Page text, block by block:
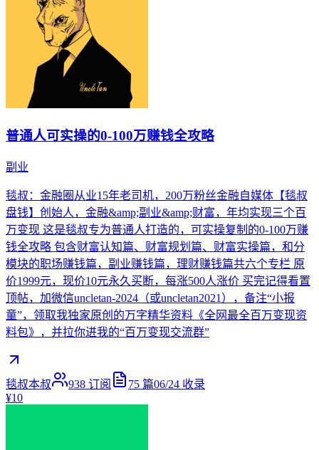
普通人可实操的0-100万赚钱全攻略
副业
毯叔：金融圈从业15年老司机，200万粉丝金融自媒体【毯叔
盘钱】创始人，金融&amp;副业&amp;财富，年均实现三个百
万变现 这是毯叔专为普通人打造的，可实操复制的0-100万赚
钱全攻略 包含财富认知篇、财富规划篇、财富实操篇，和分
模块的职场赚钱篇，副业赚钱篇，理财赚钱篇共六个专栏 原
价1999元，现价10元永久买断，每涨500人涨价 买完记得看置
顶帖，加微信uncletan-2024（或uncletan2021），备注“小报
童”，领取我独家原创的万字精华资料《全网最全百万变现资
料包》，并拉你进我的“百万变现交流群”
毯叔本叔 938 订阅 75 篇06/24 收录
¥10